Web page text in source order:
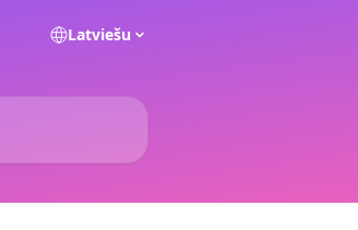
Latviešu